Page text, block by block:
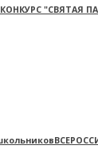
КОНКУРС "СВЯТАЯ